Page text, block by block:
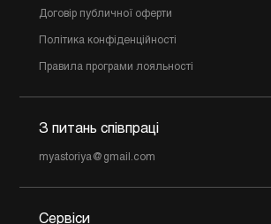
Договір публичної оферти
Політика конфіденційності
Правила програми лояльності
З питань співпраці
myastoriya@gmail.com
Сервіси